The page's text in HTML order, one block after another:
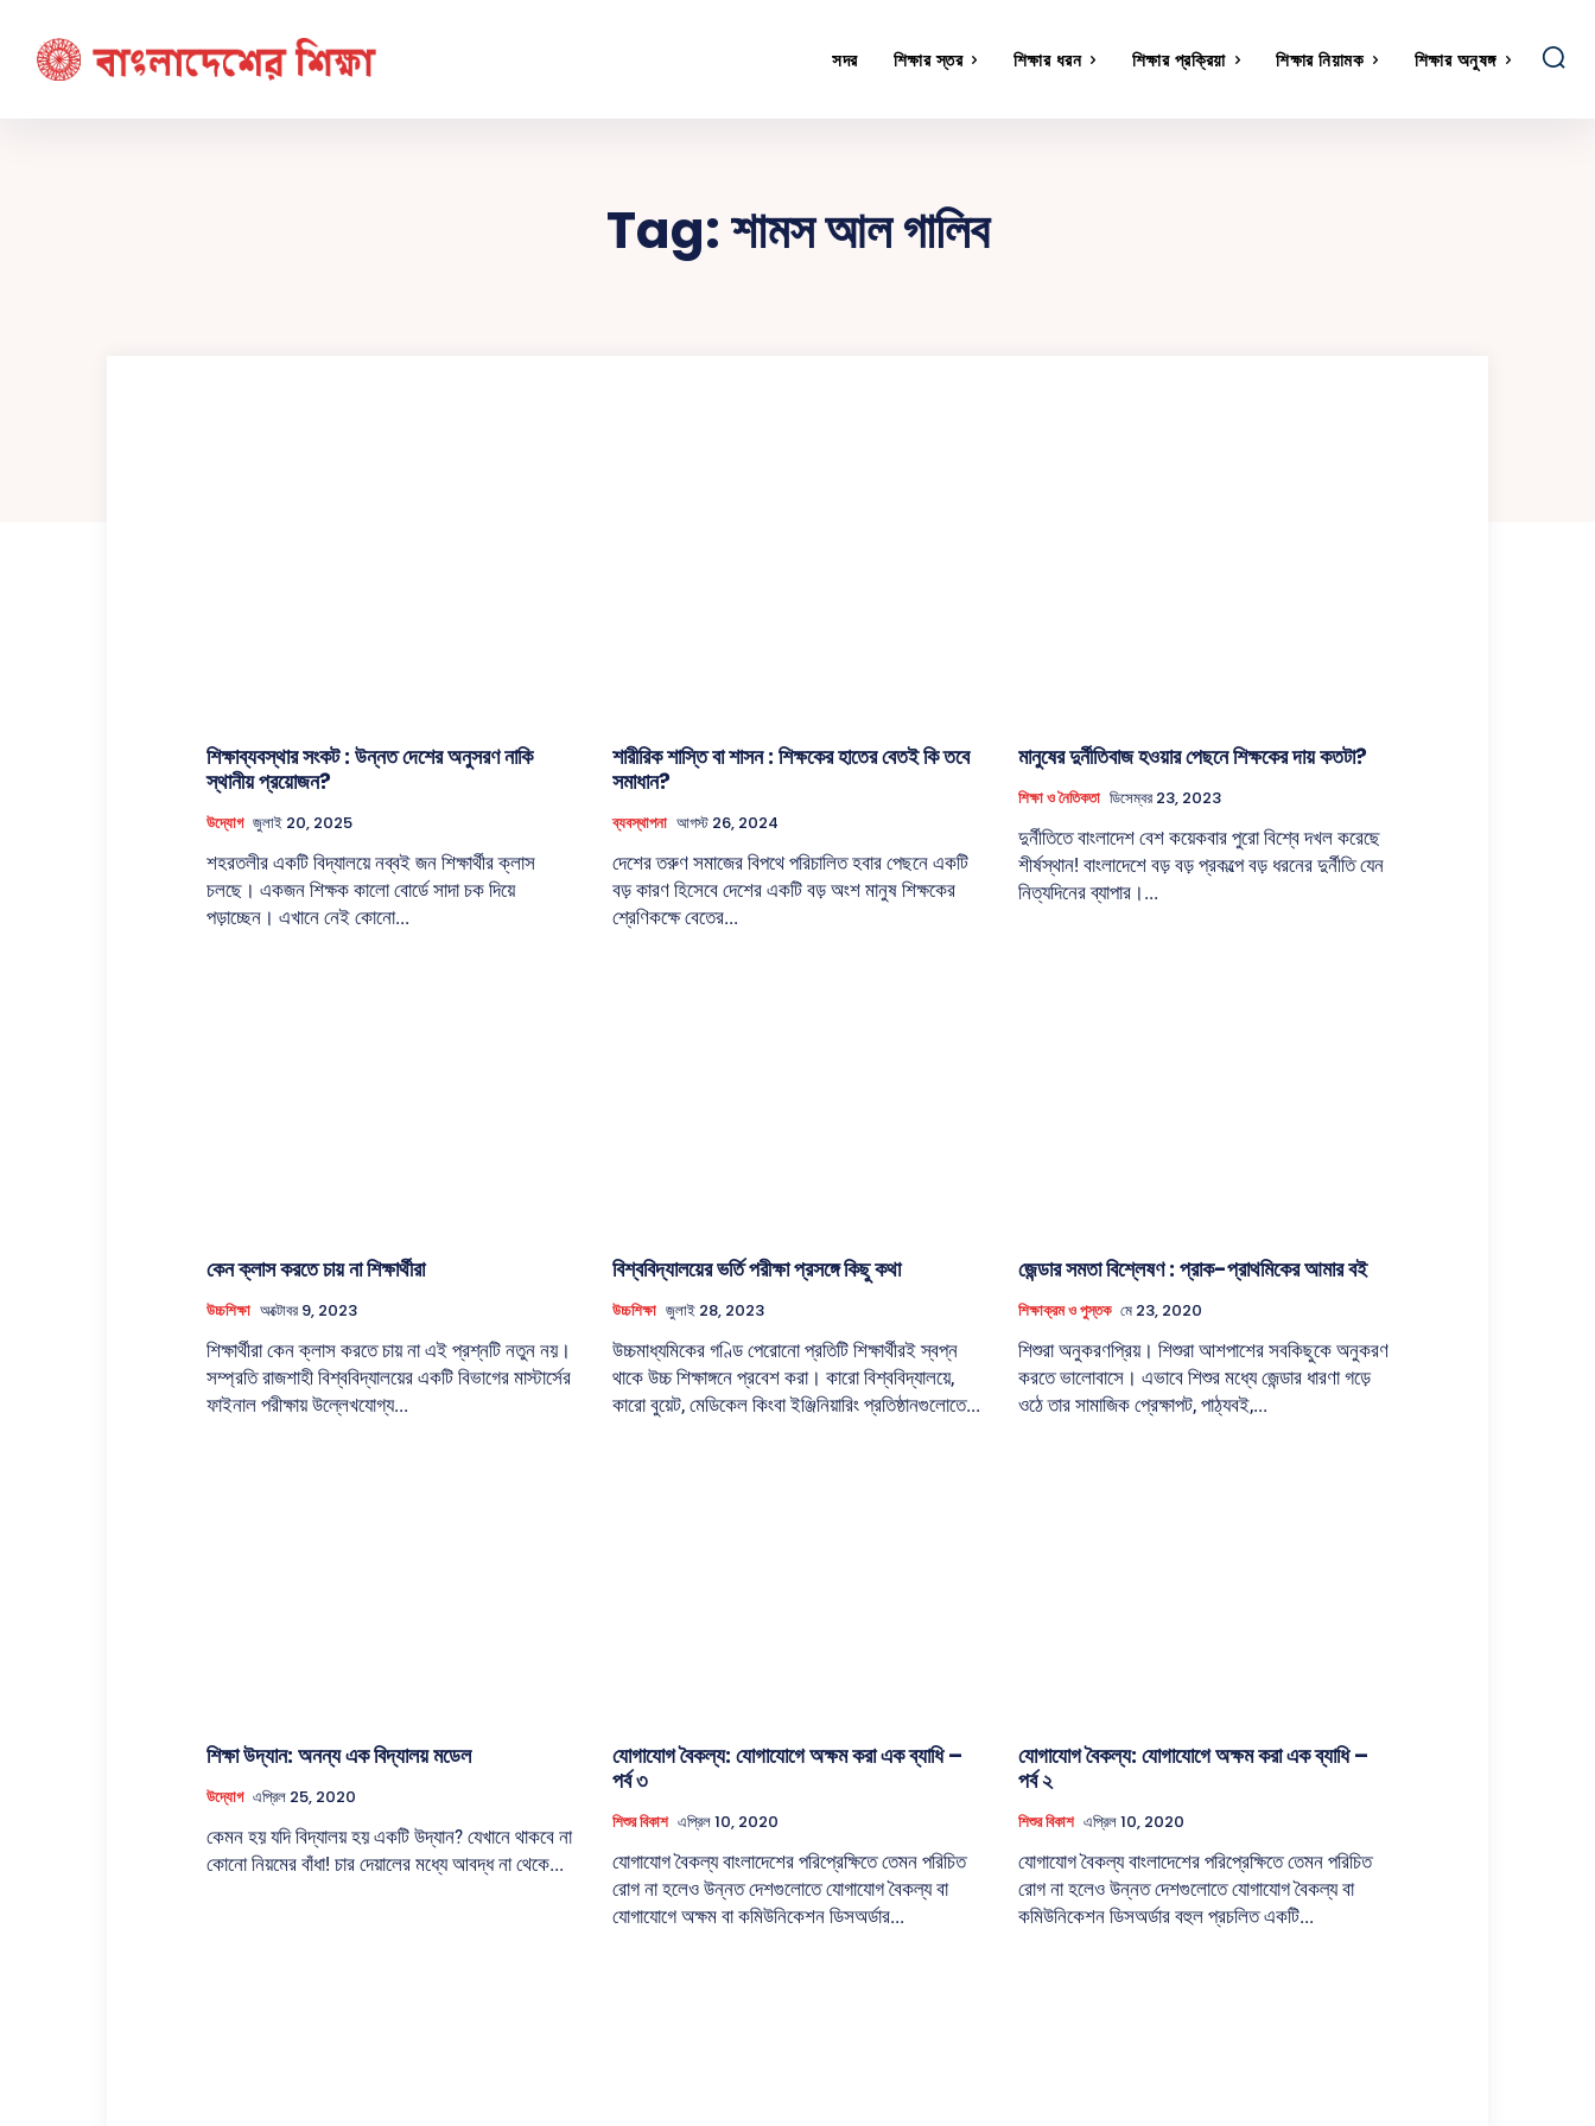
সদর শিক্ষার স্তর শিক্ষার ধরন শিক্ষার প্রক্রিয়া শিক্ষার নিয়ামক শিক্ষার অনুষঙ্গ
Tag:শামস আল গালিব
শিক্ষাব্যবস্থার সংকট : উন্নত দেশের অনুসরণ নাকি
স্থানীয় প্রয়োজন?
উদ্যোগ জুলাই 20, 2025
শহরতলীর একটি বিদ্যালয়ে নব্বই জন শিক্ষার্থীর ক্লাস
চলছে। একজন শিক্ষক কালো বোর্ডে সাদা চক দিয়ে
পড়াচ্ছেন। এখানে নেই কোনো...
শারীরিক শাস্তি বা শাসন : শিক্ষকের হাতের বেতই কি তবে
সমাধান?
ব্যবস্থাপনা আগস্ট 26, 2024
দেশের তরুণ সমাজের বিপথে পরিচালিত হবার পেছনে একটি
বড় কারণ হিসেবে দেশের একটি বড় অংশ মানুষ শিক্ষকের
শ্রেণিকক্ষে বেতের...
মানুষের দুর্নীতিবাজ হওয়ার পেছনে শিক্ষকের দায় কতটা?
শিক্ষা ও নৈতিকতা ডিসেম্বর 23, 2023
দুর্নীতিতে বাংলাদেশ বেশ কয়েকবার পুরো বিশ্বে দখল করেছে
শীর্ষস্থান! বাংলাদেশে বড় বড় প্রকল্পে বড় ধরনের দুর্নীতি যেন
নিত্যদিনের ব্যাপার।...
কেন ক্লাস করতে চায় না শিক্ষার্থীরা
উচ্চশিক্ষা অক্টোবর 9, 2023
শিক্ষার্থীরা কেন ক্লাস করতে চায় না এই প্রশ্নটি নতুন নয়।
সম্প্রতি রাজশাহী বিশ্ববিদ্যালয়ের একটি বিভাগের মাস্টার্সের
ফাইনাল পরীক্ষায় উল্লেখযোগ্য...
বিশ্ববিদ্যালয়ের ভর্তি পরীক্ষা প্রসঙ্গে কিছু কথা
উচ্চশিক্ষা জুলাই 28, 2023
উচ্চমাধ্যমিকের গণ্ডি পেরোনো প্রতিটি শিক্ষার্থীরই স্বপ্ন
থাকে উচ্চ শিক্ষাঙ্গনে প্রবেশ করা। কারো বিশ্ববিদ্যালয়ে,
কারো বুয়েট, মেডিকেল কিংবা ইঞ্জিনিয়ারিং প্রতিষ্ঠানগুলোতে...
জেন্ডার সমতা বিশ্লেষণ : প্রাক-প্রাথমিকের আমার বই
শিক্ষাক্রম ও পুস্তক মে 23, 2020
শিশুরা অনুকরণপ্রিয়। শিশুরা আশপাশের সবকিছুকে অনুকরণ
করতে ভালোবাসে। এভাবে শিশুর মধ্যে জেন্ডার ধারণা গড়ে
ওঠে তার সামাজিক প্রেক্ষাপট, পাঠ্যবই,...
শিক্ষা উদ্যান: অনন্য এক বিদ্যালয় মডেল
উদ্যোগ এপ্রিল 25, 2020
কেমন হয় যদি বিদ্যালয় হয় একটি উদ্যান? যেখানে থাকবে না
কোনো নিয়মের বাঁধা! চার দেয়ালের মধ্যে আবদ্ধ না থেকে...
যোগাযোগ বৈকল্য: যোগাযোগে অক্ষম করা এক ব্যাধি –
পর্ব ৩
শিশুর বিকাশ এপ্রিল 10, 2020
যোগাযোগ বৈকল্য বাংলাদেশের পরিপ্রেক্ষিতে তেমন পরিচিত
রোগ না হলেও উন্নত দেশগুলোতে যোগাযোগ বৈকল্য বা
যোগাযোগে অক্ষম বা কমিউনিকেশন ডিসঅর্ডার...
যোগাযোগ বৈকল্য: যোগাযোগে অক্ষম করা এক ব্যাধি –
পর্ব ২
শিশুর বিকাশ এপ্রিল 10, 2020
যোগাযোগ বৈকল্য বাংলাদেশের পরিপ্রেক্ষিতে তেমন পরিচিত
রোগ না হলেও উন্নত দেশগুলোতে যোগাযোগ বৈকল্য বা
কমিউনিকেশন ডিসঅর্ডার বহুল প্রচলিত একটি...